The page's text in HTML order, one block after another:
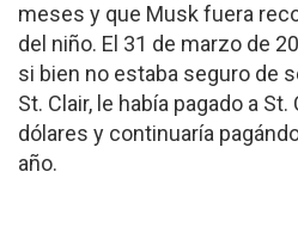
meses y que Musk fuera
del niño. El 31 de marzo de
si bien no estaba seguro de
St. Clair, le había pagado a
dólares y continuaría
año.